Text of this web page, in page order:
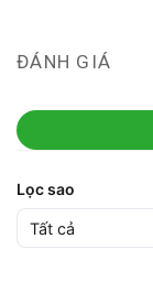
ĐÁNH GIÁ
Lọc sao